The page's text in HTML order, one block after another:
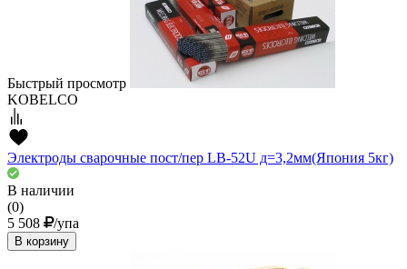
Быстрый просмотр
KOBELCO
Электроды сварочные пост/пер LB-52U д=3,2мм(Япония 5кг)
В наличии
(0)
5 508
/упа
В корзину